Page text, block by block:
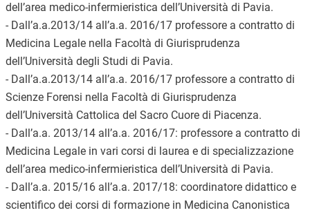
dell’area medico-infermieristica dell’Università di Pavia.
- Dall’a.a.2013/14 all’a.a. 2016/17 professore a contratto di
Medicina Legale nella Facoltà di Giurisprudenza
dell’Università degli Studi di Pavia.
- Dall’a.a.2013/14 all’a.a. 2016/17 professore a contratto di
Scienze Forensi nella Facoltà di Giurisprudenza
dell’Università Cattolica del Sacro Cuore di Piacenza.
- Dall’a.a. 2013/14 all’a.a. 2016/17: professore a contratto di
Medicina Legale in vari corsi di laurea e di specializzazione
dell’area medico-infermieristica dell’Università di Pavia.
- Dall’a.a. 2015/16 all’a.a. 2017/18: coordinatore didattico e
scientifico dei corsi di formazione in Medicina Canonistica